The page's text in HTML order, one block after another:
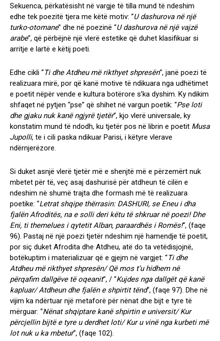
Sekuenca, përkatësisht në vargje të tilla mund të ndeshim
edhe tek poezitë tjera me këtë motiv: “U dashurova në një
turko-otomane” dhe në poezinë “U dashurova në një vajzë
arabe“, që përbëjnë një vlerë estetike që duhet klasifikuar si
arritje e lartë e këtij poeti.
Edhe cikli “Ti dhe Atdheu më rikthyet shpresën“, janë poezi të
realizuara mirë, por që kanë motive të ndikuara nga udhëtimet
e poetit nëpër vende e kultura botërore s’ka dyshim. Ky ndikim
shfaqet në pytjen “pse” që shihet në vargun poetik: “Pse loti
dhe gjaku nuk kanë ngjyrë tjetër“, kjo vlerë universale, ky
konstatim mund të ndodh, ku tjetër pos në librin e poetit Musa
Jupolli, te i cili paska ndikuar Parisi, i këtyre vlerave
ndërnjerëzore.
Si duket asnjë vlerë tjetër më e shenjtë më e përzemërt nuk
mbetet për të, veç asaj dashurisë për atdheun të cilën e
ndeshim në shumë trajta dhe formash më të realizuara
poetike: “Letrat shqipe thërrasin: DASHURI, se Eneu i dha
fjalën Afroditës, na e solli deri këtu të shkruar në poezi! Dhe
Eni, ti themelues i qytetit Alban, paraardhës i Romës!“, (faqe
96). Pastaj në një poezi tjetër ndeshim një hamendje të poetit,
por siç duket Afrodita dhe Atdheu, atë do ta vetëdisjojnë,
botëkuptim i materializuar që e gjejm në vargjet: “Ti dhe
Atdheu më rikthyet shpresën/ Që mos t’u hidhem në
përqafim dallgëve të oqeanit“, / “Kujdes nga dallgët që kanë
kapluar/ Atdheun dhe fjalën e shpirtit tënd“, (faqe 97). Dhe në
vijim ka ndërtuar një metaforë për nënat dhe bijt e tyre të
mërguar: “Nënat shqiptare kanë shpirtin e universit/ Kur
përcjellin bijtë e tyre u derdhet loti/ Kur u vinë nga kurbeti më
lot nuk u ka mbetur“, (faqe 102).